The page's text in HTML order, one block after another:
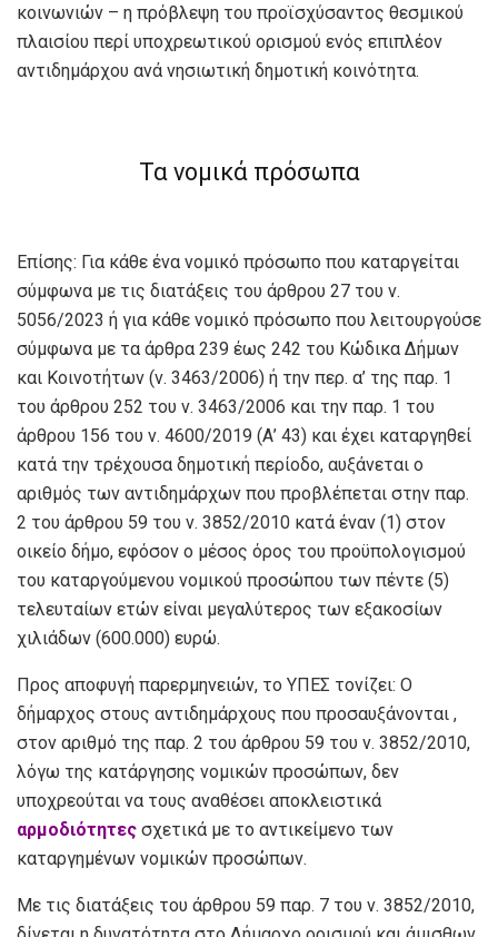
κοινωνιών – η πρόβλεψη του προϊσχύσαντος θεσμικού
πλαισίου περί υποχρεωτικού ορισμού ενός επιπλέον
αντιδημάρχου ανά νησιωτική δημοτική κοινότητα.
Τα νομικά πρόσωπα
Επίσης: Για κάθε ένα νομικό πρόσωπο που καταργείται
σύμφωνα με τις διατάξεις του άρθρου 27 του ν.
5056/2023 ή για κάθε νομικό πρόσωπο που λειτουργούσε
σύμφωνα με τα άρθρα 239 έως 242 του Κώδικα Δήμων
και Κοινοτήτων (ν. 3463/2006) ή την περ. α’ της παρ. 1
του άρθρου 252 του ν. 3463/2006 και την παρ. 1 του
άρθρου 156 του ν. 4600/2019 (Α’ 43) και έχει καταργηθεί
κατά την τρέχουσα δημοτική περίοδο, αυξάνεται ο
αριθμός των αντιδημάρχων που προβλέπεται στην παρ.
2 του άρθρου 59 του ν. 3852/2010 κατά έναν (1) στον
οικείο δήμο, εφόσον ο μέσος όρος του προϋπολογισμού
του καταργούμενου νομικού προσώπου των πέντε (5)
τελευταίων ετών είναι μεγαλύτερος των εξακοσίων
χιλιάδων (600.000) ευρώ.
Προς αποφυγή παρερμηνειών, το ΥΠΕΣ τονίζει: Ο
δήμαρχος στους αντιδημάρχους που προσαυξάνονται ,
στον αριθμό της παρ. 2 του άρθρου 59 του ν. 3852/2010,
λόγω της κατάργησης νομικών προσώπων, δεν
υποχρεούται να τους αναθέσει αποκλειστικά
αρμοδιότητες σχετικά με το αντικείμενο των
καταργημένων νομικών προσώπων.
Με τις διατάξεις του άρθρου 59 παρ. 7 του ν. 3852/2010,